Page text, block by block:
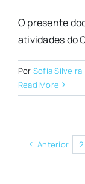
O presente
atividades do
Por Sofia Silveira
Read More
Anterior 2